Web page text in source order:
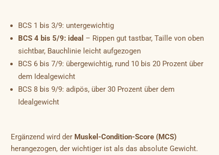
BCS 1 bis 3/9: untergewichtig
BCS 4 bis 5/9: ideal – Rippen gut tastbar, Taille von oben
sichtbar, Bauchlinie leicht aufgezogen
BCS 6 bis 7/9: übergewichtig, rund 10 bis 20 Prozent über
dem Idealgewicht
BCS 8 bis 9/9: adipös, über 30 Prozent über dem
Idealgewicht
Ergänzend wird der Muskel-Condition-Score (MCS)
herangezogen, der wichtiger ist als das absolute Gewicht.